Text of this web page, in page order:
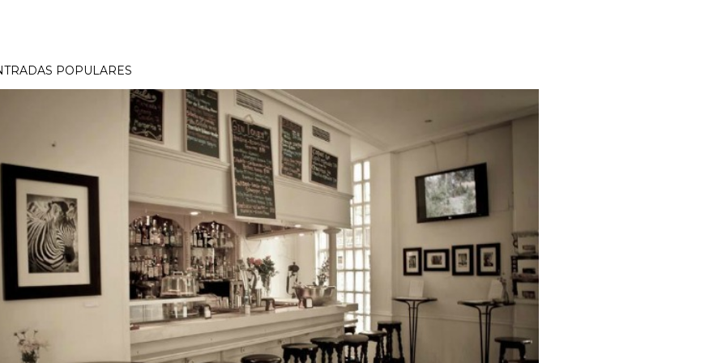
POPULARES